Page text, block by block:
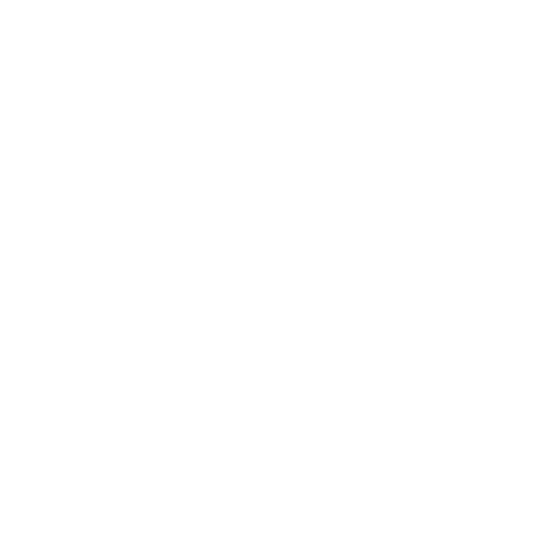
la navigation du carrousel en utilisant les liens de saut.